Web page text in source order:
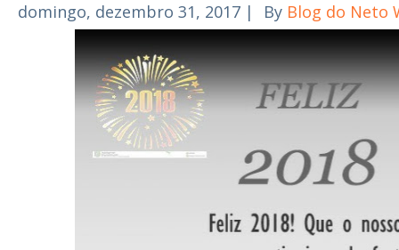
domingo, dezembro 31, 2017 | By Blog do Neto